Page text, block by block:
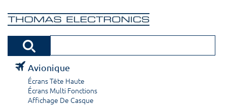
Avionique
Écrans Tête Haute
Écrans Multi Fonctions
Affichage De Casque